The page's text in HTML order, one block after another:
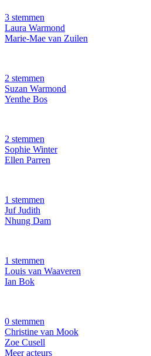
3 stemmen
Laura Warmond
Marie-Mae van Zuilen
2 stemmen
Suzan Warmond
Yenthe Bos
2 stemmen
Sophie Winter
Ellen Parren
1 stemmen
Juf Judith
Nhung Dam
1 stemmen
Louis van Waaveren
Ian Bok
0 stemmen
Christine van Mook
Zoe Cusell
Meer acteurs